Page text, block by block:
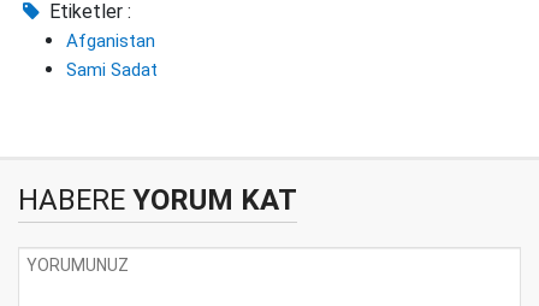
Etiketler :
Afganistan
Sami Sadat
HABERE YORUM KAT